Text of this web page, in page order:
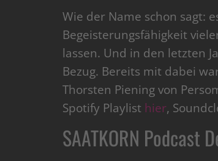
Wie der Name schon sagt:
Begeisterungsfähigkeit
lassen. Und in den letzten
Bezug. Bereits mit dabei
Thorsten Piening von
Spotify Playlist hier,
SAATKORN Podcast